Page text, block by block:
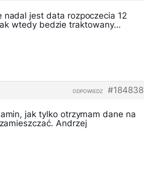
jest data rozpoczecia 12
wtedy bedzie traktowany…
#184838
ODPOWIEDZ
jak tylko otrzymam dane na
Andrzej